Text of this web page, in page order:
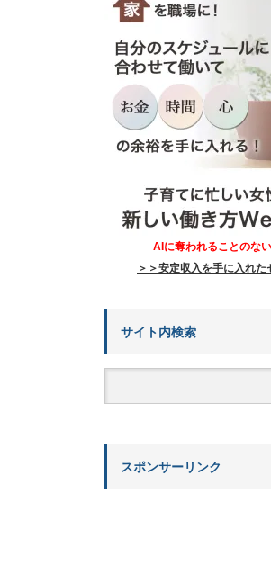
AIに奪われることのな
＞＞安定収入を手に入れた
サイト内検索
スポンサーリンク